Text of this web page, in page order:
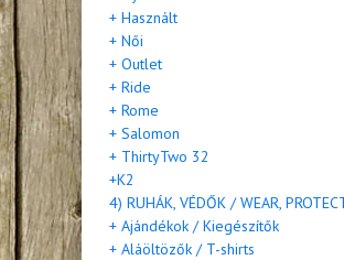
+ Használt
+ Női
+ Outlet
+ Ride
+ Rome
+ Salomon
+ ThirtyTwo 32
+K2
4) RUHÁK, VÉDŐK / WEAR,
+ Ajándékok / Kiegészítők
+ Aláöltözők / T-shirts